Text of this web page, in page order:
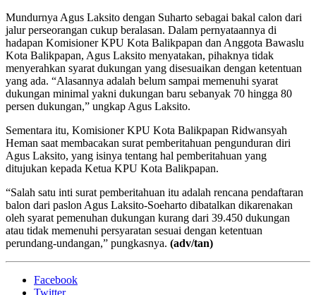
Mundurnya Agus Laksito dengan Suharto sebagai bakal calon dari
jalur perseorangan cukup beralasan. Dalam pernyataannya di
hadapan Komisioner KPU Kota Balikpapan dan Anggota Bawaslu
Kota Balikpapan, Agus Laksito menyatakan, pihaknya tidak
menyerahkan syarat dukungan yang disesuaikan dengan ketentuan
yang ada. “Alasannya adalah belum sampai memenuhi syarat
dukungan minimal yakni dukungan baru sebanyak 70 hingga 80
persen dukungan,” ungkap Agus Laksito.
Sementara itu, Komisioner KPU Kota Balikpapan Ridwansyah
Heman saat membacakan surat pemberitahuan pengunduran diri
Agus Laksito, yang isinya tentang hal pemberitahuan yang
ditujukan kepada Ketua KPU Kota Balikpapan.
“Salah satu inti surat pemberitahuan itu adalah rencana pendaftaran
balon dari paslon Agus Laksito-Soeharto dibatalkan dikarenakan
oleh syarat pemenuhan dukungan kurang dari 39.450 dukungan
atau tidak memenuhi persyaratan sesuai dengan ketentuan
perundang-undangan,” pungkasnya. (adv/tan)
Facebook
Twitter